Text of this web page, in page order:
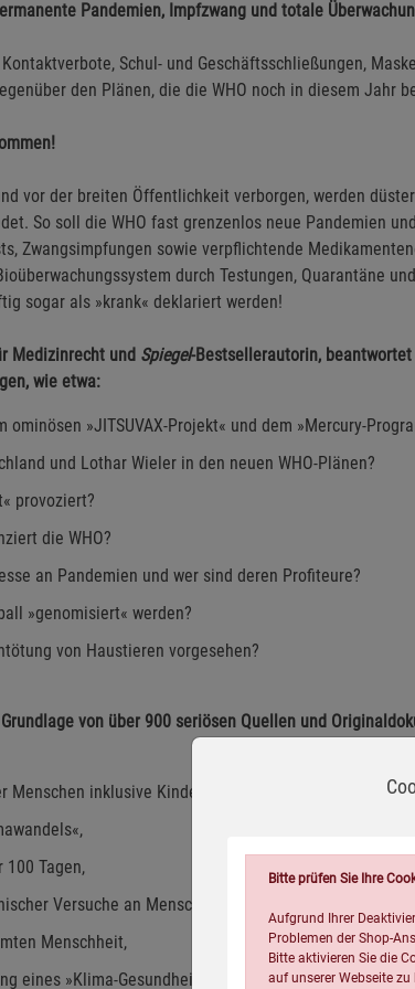
Pandemien, Impfzwang und totale
Schul- und Geschäftsschließungen,
den Plänen, die die WHO noch in diesem Jahr
vor der breiten Öffentlichkeit verborgen, werden
So soll die WHO fast grenzenlos neue Pandemien
Zwangsimpfungen sowie verpflichtende
durch Testungen, Quarantäne
sogar als »krank« deklariert werden!
Medizinrecht und Spiegel-Bestsellerautorin,
wie etwa:
»JITSUVAX-Projekt« und dem »Mercury-
und Lothar Wieler in den neuen WHO-Plänen?
provoziert?
die WHO?
an Pandemien und wer sind deren Profiteure?
»genomisiert« werden?
von Haustieren vorgesehen?
von über 900 seriösen Quellen und
inklusive Kindern,
Tagen,
Versuche an Menschen,
Menschheit,
eines »Klima-Gesundheitsnotstandes«,
Bitte prüfen Sie Ihre
Aufgrund Ihrer
Problemen der Shop-
Bitte aktivieren Sie die
auf unserer Webseite zu